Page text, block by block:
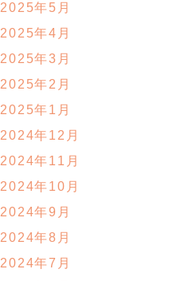
2025年5月
2025年4月
2025年3月
2025年2月
2025年1月
2024年12月
2024年11月
2024年10月
2024年9月
2024年8月
2024年7月